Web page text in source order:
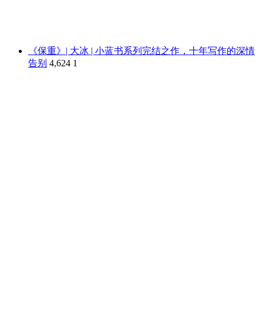
《保重》| 大冰 | 小蓝书系列完结之作，十年写作的深情
告别 4,624 1